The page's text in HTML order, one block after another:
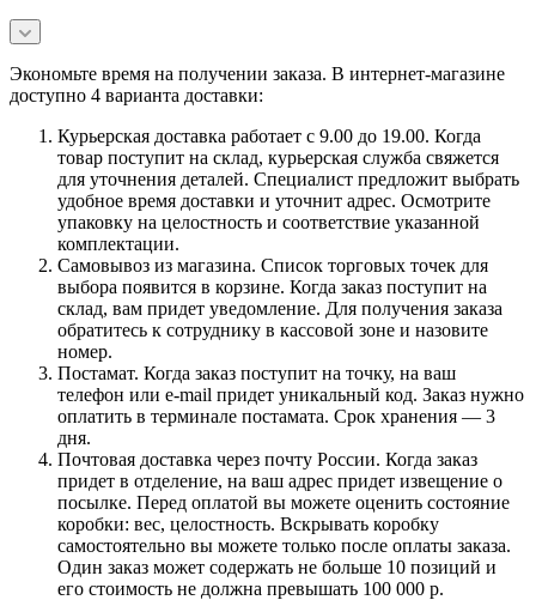
Экономьте время на получении заказа. В интернет-магазине
доступно 4 варианта доставки:
Курьерская доставка работает с 9.00 до 19.00. Когда
товар поступит на склад, курьерская служба свяжется
для уточнения деталей. Специалист предложит выбрать
удобное время доставки и уточнит адрес. Осмотрите
упаковку на целостность и соответствие указанной
комплектации.
Самовывоз из магазина. Список торговых точек для
выбора появится в корзине. Когда заказ поступит на
склад, вам придет уведомление. Для получения заказа
обратитесь к сотруднику в кассовой зоне и назовите
номер.
Постамат. Когда заказ поступит на точку, на ваш
телефон или e-mail придет уникальный код. Заказ нужно
оплатить в терминале постамата. Срок хранения — 3
дня.
Почтовая доставка через почту России. Когда заказ
придет в отделение, на ваш адрес придет извещение о
посылке. Перед оплатой вы можете оценить состояние
коробки: вес, целостность. Вскрывать коробку
самостоятельно вы можете только после оплаты заказа.
Один заказ может содержать не больше 10 позиций и
его стоимость не должна превышать 100 000 р.